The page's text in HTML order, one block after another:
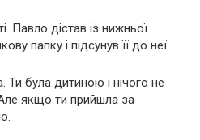
Павло дістав із нижньої
папку і підсунув її до неї.
була дитиною і нічого не
якщо ти прийшла за